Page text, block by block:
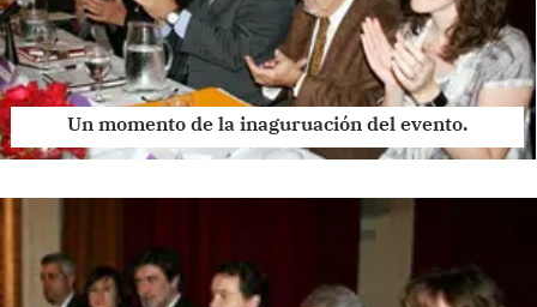
Un momento de la inaguruación del evento.